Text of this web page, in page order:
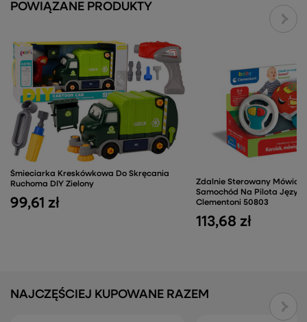
POWIĄZANE PRODUKTY
Śmieciarka Kreskówkowa Do Skręcania
Ruchoma DIY Zielony
99,61 zł
Zdalnie Sterowany
Samochód Na Pilota Język
Clementoni 50803
113,68 zł
NAJCZĘŚCIEJ KUPOWANE RAZEM